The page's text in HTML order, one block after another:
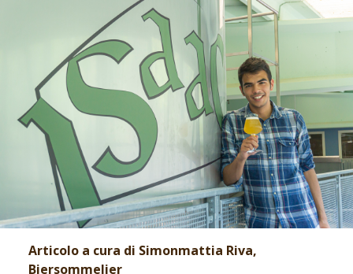
Articolo a cura di Simonmattia Riva,
Biersommelier